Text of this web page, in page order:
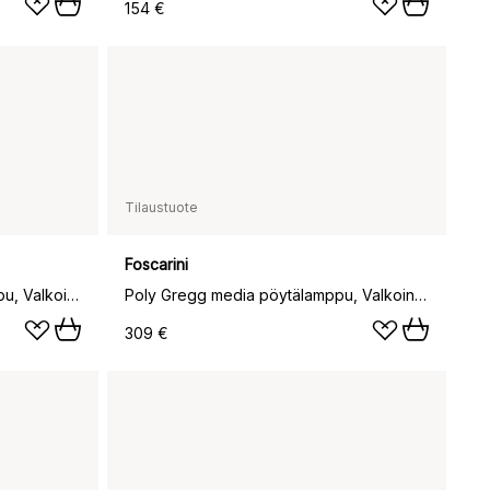
154 €
Poly Gregg grande pöytälamppu, Valkoinen
Tilaustuote
Foscarini
Poly Gregg media pöytälamppu, Valkoinen
309 €